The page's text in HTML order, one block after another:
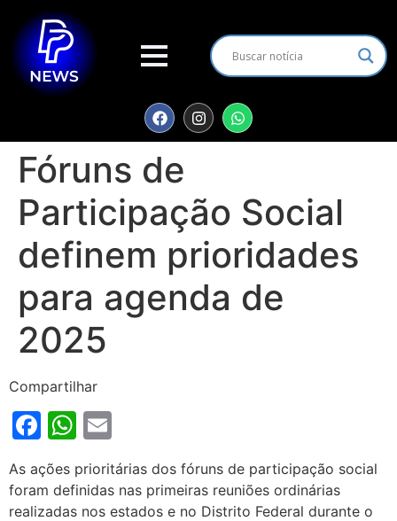
Fóruns de
Participação Social
definem prioridades
para agenda de
2025
Compartilhar
Facebook
WhatsApp
As ações prioritárias dos fóruns de participação social
foram definidas nas primeiras reuniões ordinárias
realizadas nos estados e no Distrito Federal durante o